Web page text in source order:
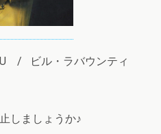
/ ビル・ラバウンティ
しましょうか♪